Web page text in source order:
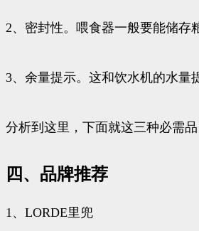
2、密封性。喂食器一般要能储存
3、余量提示。这和饮水机的水量
分析到这里，下面就这三种必需
四、品牌推荐
1、LORDE里兜